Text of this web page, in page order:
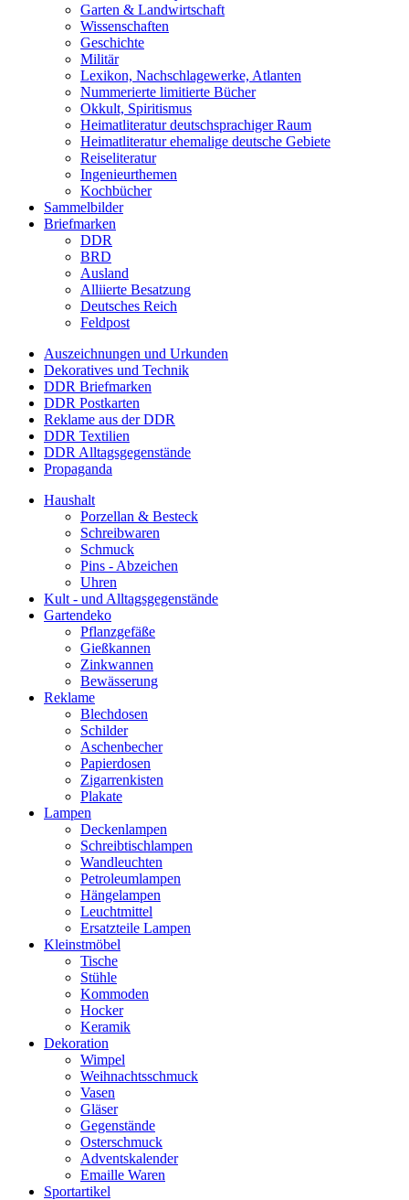
Garten & Landwirtschaft
Wissenschaften
Geschichte
Militär
Lexikon, Nachschlagewerke, Atlanten
Nummerierte limitierte Bücher
Okkult, Spiritismus
Heimatliteratur deutschsprachiger Raum
Heimatliteratur ehemalige deutsche Gebiete
Reiseliteratur
Ingenieurthemen
Kochbücher
Sammelbilder
Briefmarken
DDR
BRD
Ausland
Alliierte Besatzung
Deutsches Reich
Feldpost
Auszeichnungen und Urkunden
Dekoratives und Technik
DDR Briefmarken
DDR Postkarten
Reklame aus der DDR
DDR Textilien
DDR Alltagsgegenstände
Propaganda
Haushalt
Porzellan & Besteck
Schreibwaren
Schmuck
Pins - Abzeichen
Uhren
Kult - und Alltagsgegenstände
Gartendeko
Pflanzgefäße
Gießkannen
Zinkwannen
Bewässerung
Reklame
Blechdosen
Schilder
Aschenbecher
Papierdosen
Zigarrenkisten
Plakate
Lampen
Deckenlampen
Schreibtischlampen
Wandleuchten
Petroleumlampen
Hängelampen
Leuchtmittel
Ersatzteile Lampen
Kleinstmöbel
Tische
Stühle
Kommoden
Hocker
Keramik
Dekoration
Wimpel
Weihnachtsschmuck
Vasen
Gläser
Gegenstände
Osterschmuck
Adventskalender
Emaille Waren
Sportartikel